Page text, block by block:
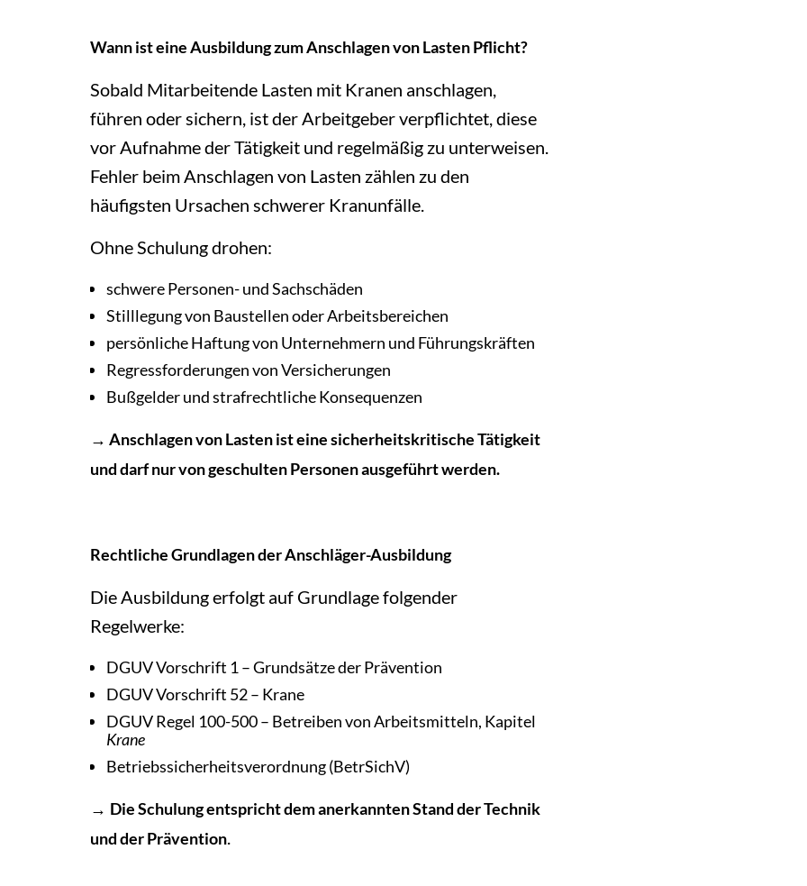
Wann ist eine Ausbildung zum Anschlagen von Lasten Pflicht?
Sobald Mitarbeitende Lasten mit Kranen anschlagen,
führen oder sichern, ist der Arbeitgeber verpflichtet, diese
vor Aufnahme der Tätigkeit und regelmäßig zu unterweisen.
Fehler beim Anschlagen von Lasten zählen zu den
häufigsten Ursachen schwerer Kranunfälle.
Ohne Schulung drohen:
schwere Personen- und Sachschäden
Stilllegung von Baustellen oder Arbeitsbereichen
persönliche Haftung von Unternehmern und Führungskräften
Regressforderungen von Versicherungen
Bußgelder und strafrechtliche Konsequenzen
→ Anschlagen von Lasten ist eine sicherheitskritische Tätigkeit
und darf nur von geschulten Personen ausgeführt werden.
Rechtliche Grundlagen der Anschläger-Ausbildung
Die Ausbildung erfolgt auf Grundlage folgender
Regelwerke:
DGUV Vorschrift 1 – Grundsätze der Prävention
DGUV Vorschrift 52 – Krane
DGUV Regel 100-500 – Betreiben von Arbeitsmitteln, Kapitel
Krane
Betriebssicherheitsverordnung (BetrSichV)
→ Die Schulung entspricht dem anerkannten Stand der Technik
und der Prävention.